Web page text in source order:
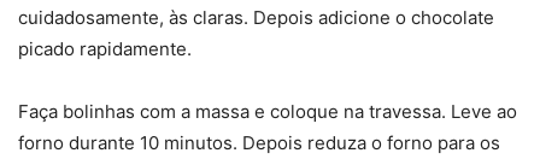
cuidadosamente, às claras. Depois adicione o chocolate
picado rapidamente.
Faça bolinhas com a massa e coloque na travessa. Leve ao
forno durante 10 minutos. Depois reduza o forno para os